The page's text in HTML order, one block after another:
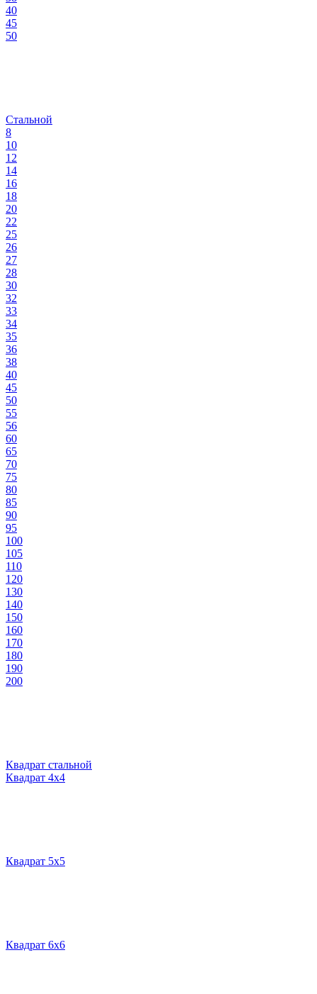
40
45
50
Стальной
8
10
12
14
16
18
20
22
25
26
27
28
30
32
33
34
35
36
38
40
45
50
55
56
60
65
70
75
80
85
90
95
100
105
110
120
130
140
150
160
170
180
190
200
Квадрат стальной
Квадрат 4х4
Квадрат 5х5
Квадрат 6х6